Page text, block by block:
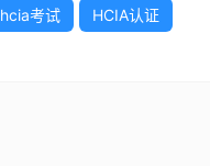
hcia考试 HCIA认证